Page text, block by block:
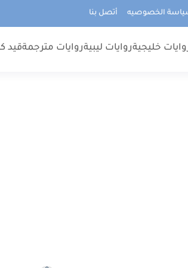
الخصوصيه أتصل بنا
خليجيةروايات ليبيةروايات مترجمةقيد